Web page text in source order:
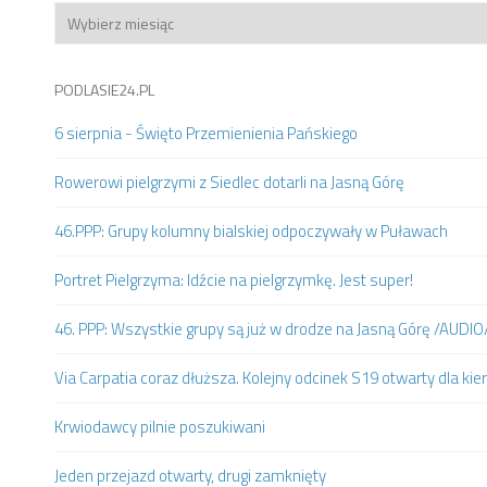
Archiwum
PODLASIE24.PL
6 sierpnia - Święto Przemienienia Pańskiego
Rowerowi pielgrzymi z Siedlec dotarli na Jasną Górę
46.PPP: Grupy kolumny bialskiej odpoczywały w Puławach
Portret Pielgrzyma: Idźcie na pielgrzymkę. Jest super!
46. PPP: Wszystkie grupy są już w drodze na Jasną Górę /
Via Carpatia coraz dłuższa. Kolejny odcinek S19 otwarty dla
Krwiodawcy pilnie poszukiwani
Jeden przejazd otwarty, drugi zamknięty